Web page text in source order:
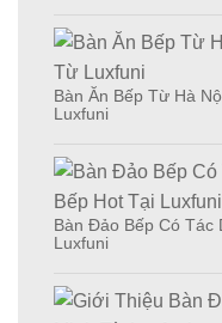
Bàn Ăn Bếp Từ Hà
Luxfuni
Bàn Đảo Bếp Có Tác
Luxfuni